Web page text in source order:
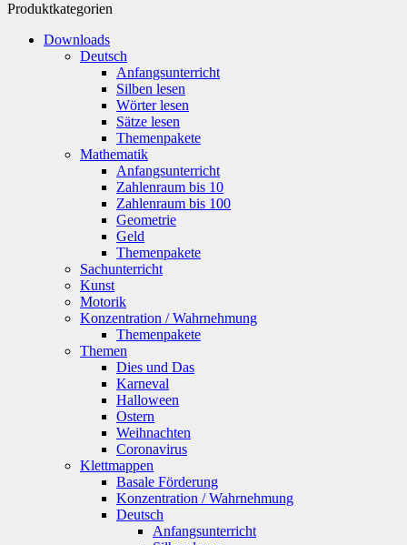
Produktkategorien
Downloads
Deutsch
Anfangsunterricht
Silben lesen
Wörter lesen
Sätze lesen
Themenpakete
Mathematik
Anfangsunterricht
Zahlenraum bis 10
Zahlenraum bis 100
Geometrie
Geld
Themenpakete
Sachunterricht
Kunst
Motorik
Konzentration / Wahrnehmung
Themenpakete
Themen
Dies und Das
Karneval
Halloween
Ostern
Weihnachten
Coronavirus
Klettmappen
Basale Förderung
Konzentration / Wahrnehmung
Deutsch
Anfangsunterricht